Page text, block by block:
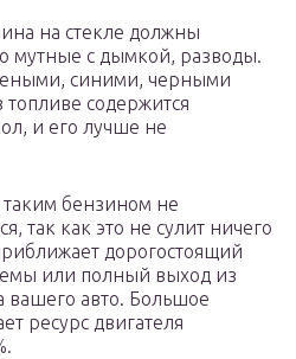
на стекле должны
мутные с дымкой, разводы.
синими, черными
содержится
и его лучше не
таким бензином не
так как это не сулит ничего
дорогостоящий
или полный выход из
вашего авто. Большое
ресурс двигателя